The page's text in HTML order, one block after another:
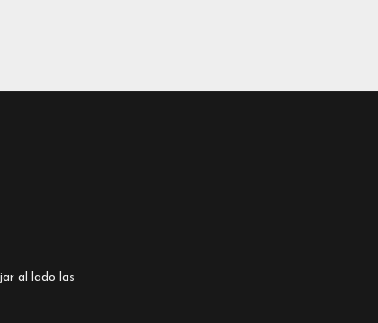
al lado las